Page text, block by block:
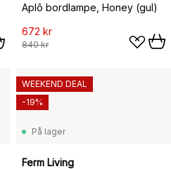
Aplô bordlampe, Honey (gul)
672 kr
840 kr
På lager
Ferm Living
WEEKEND DEAL
-19%